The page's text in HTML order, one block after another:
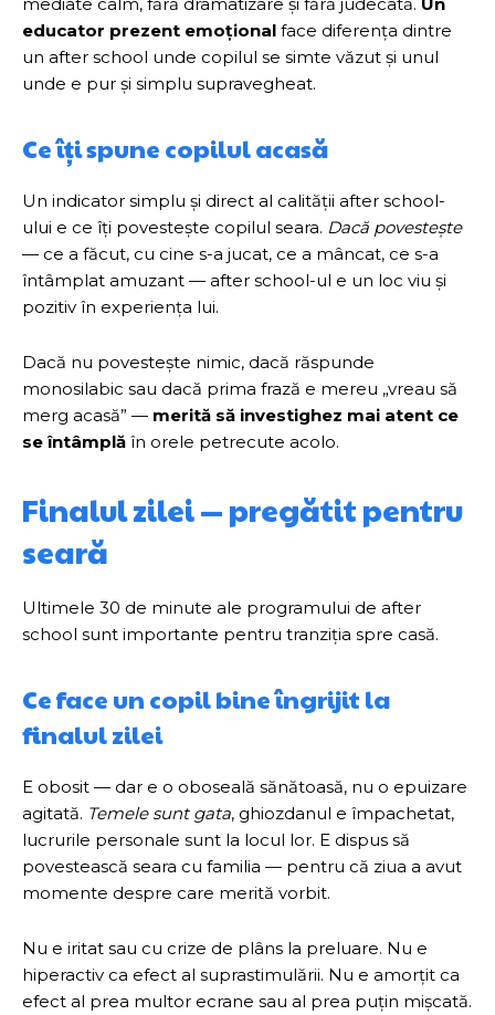
educator prezent emoțional face diferența dintre
un after school unde copilul se simte văzut și unul
unde e pur și simplu supravegheat.
Ce îți spune copilul acasă
Un indicator simplu și direct al calității after school-
ului e ce îți povestește copilul seara. Dacă povestește
— ce a făcut, cu cine s-a jucat, ce a mâncat, ce s-a
întâmplat amuzant — after school-ul e un loc viu și
pozitiv în experiența lui.
Dacă nu povestește nimic, dacă răspunde
monosilabic sau dacă prima frază e mereu „vreau să
merg acasă” — merită să investighez mai atent ce
se întâmplă în orele petrecute acolo.
Finalul zilei — pregătit pentru
seară
Ultimele 30 de minute ale programului de after
school sunt importante pentru tranziția spre casă.
Ce face un copil bine îngrijit la
finalul zilei
E obosit — dar e o oboseală sănătoasă, nu o epuizare
agitată. Temele sunt gata, ghiozdanul e împachetat,
lucrurile personale sunt la locul lor. E dispus să
povestească seara cu familia — pentru că ziua a avut
momente despre care merită vorbit.
Nu e iritat sau cu crize de plâns la preluare. Nu e
hiperactiv ca efect al suprastimulării. Nu e amorțit ca
efect al prea multor ecrane sau al prea puțin mișcată.